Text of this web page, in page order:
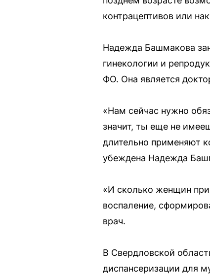
контрацептивов или
Надежда Башмакова
гинекологии и
ФО. Она является
«Нам сейчас нужно
значит, ты еще не
длительно применяют
убеждена Надежда
«И сколько женщин
воспаление,
врач.
В Свердловской
диспансеризации для